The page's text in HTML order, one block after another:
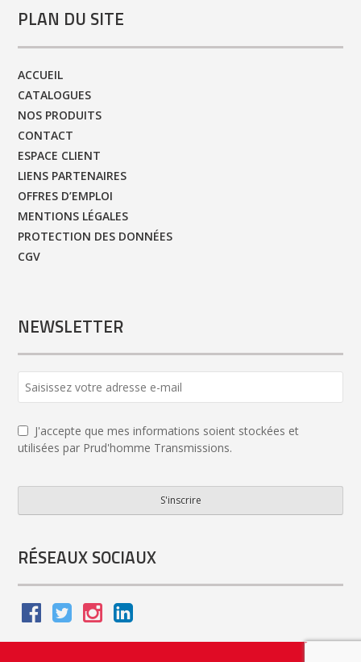
PLAN DU SITE
ACCUEIL
CATALOGUES
NOS PRODUITS
CONTACT
ESPACE CLIENT
LIENS PARTENAIRES
OFFRES D’EMPLOI
MENTIONS LÉGALES
PROTECTION DES DONNÉES
CGV
NEWSLETTER
J'accepte que mes informations soient stockées et
utilisées par Prud'homme Transmissions.
S'inscrire
Address *
RÉSEAUX SOCIAUX